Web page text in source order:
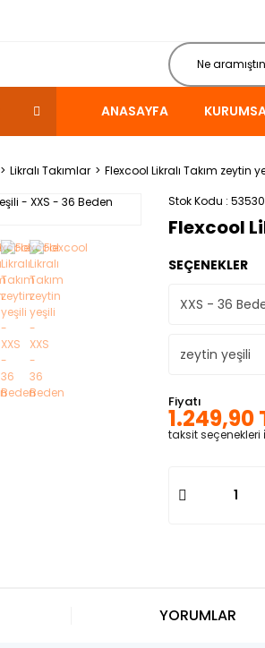
ANASAYFA
Likralı Takımlar
Flexcool Likralı Takım zeytin
Stok Kodu
Flexcool
SEÇENEKLER
Fiyatı
1.249,90
taksit seçenekleri
YORUMLAR